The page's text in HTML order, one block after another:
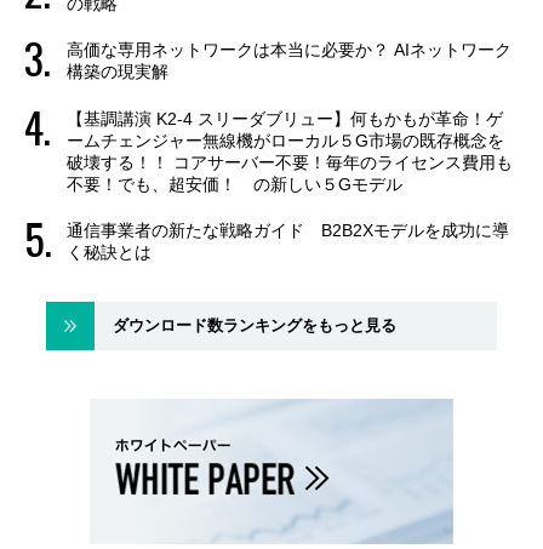
高価な専用ネットワークは本当に必要か？ AIネットワーク
構築の現実解
【基調講演 K2-4 スリーダブリュー】何もかもが革命！ゲ
ームチェンジャー無線機がローカル５G市場の既存概念を
破壊する！！ コアサーバー不要！毎年のライセンス費用も
不要！でも、超安価！ の新しい５Gモデル
通信事業者の新たな戦略ガイド B2B2Xモデルを成功に導
く秘訣とは
ダウンロード数ランキングをもっと見る